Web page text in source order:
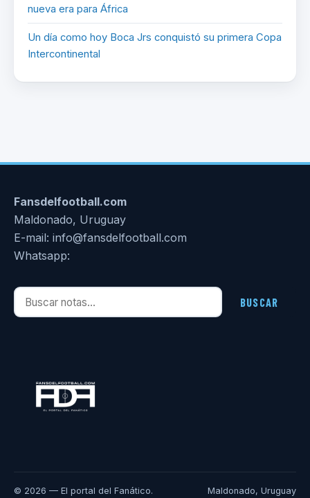
nueva era para África
Un día como hoy Boca Jrs conquistó su primera Copa
Intercontinental
Fansdelfootball.com
Maldonado, Uruguay
E-mail: info@fansdelfootball.com
Whatsapp:
Buscar notas BUSCAR
© 2026 — El portal del Fanático. Maldonado, Uruguay